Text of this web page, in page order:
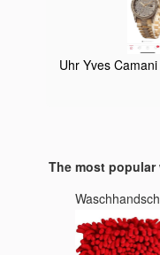
Uhr Yves Camani
The most popular